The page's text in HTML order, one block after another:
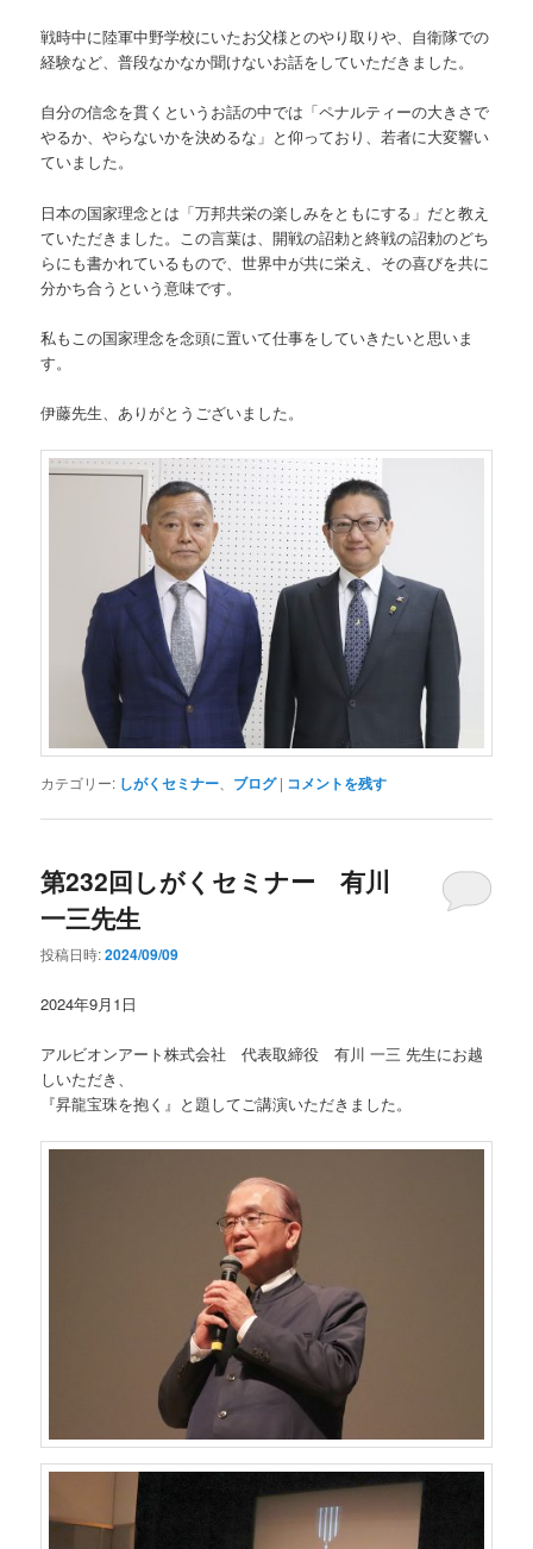
戦時中に陸軍中野学校にいたお父様とのやり取りや、自衛隊での
経験など、普段なかなか聞けないお話をしていただきました。
自分の信念を貫くというお話の中では「ペナルティーの大きさで
やるか、やらないかを決めるな」と仰っており、若者に大変響い
ていました。
日本の国家理念とは「万邦共栄の楽しみをともにする」だと教え
ていただきました。この言葉は、開戦の詔勅と終戦の詔勅のどち
らにも書かれているもので、世界中が共に栄え、その喜びを共に
分かち合うという意味です。
私もこの国家理念を念頭に置いて仕事をしていきたいと思いま
す。
伊藤先生、ありがとうございました。
カテゴリー: しがくセミナー ブログ | コメントを残す
第232回しがくセミナー 有川
一三先生
投稿日時:2024/09/09
2024年9月1日
アルビオンアート株式会社 代表取締役 有川 一三 先生にお越
しいただき、
『昇龍宝珠を抱く』と題してご講演いただきました。